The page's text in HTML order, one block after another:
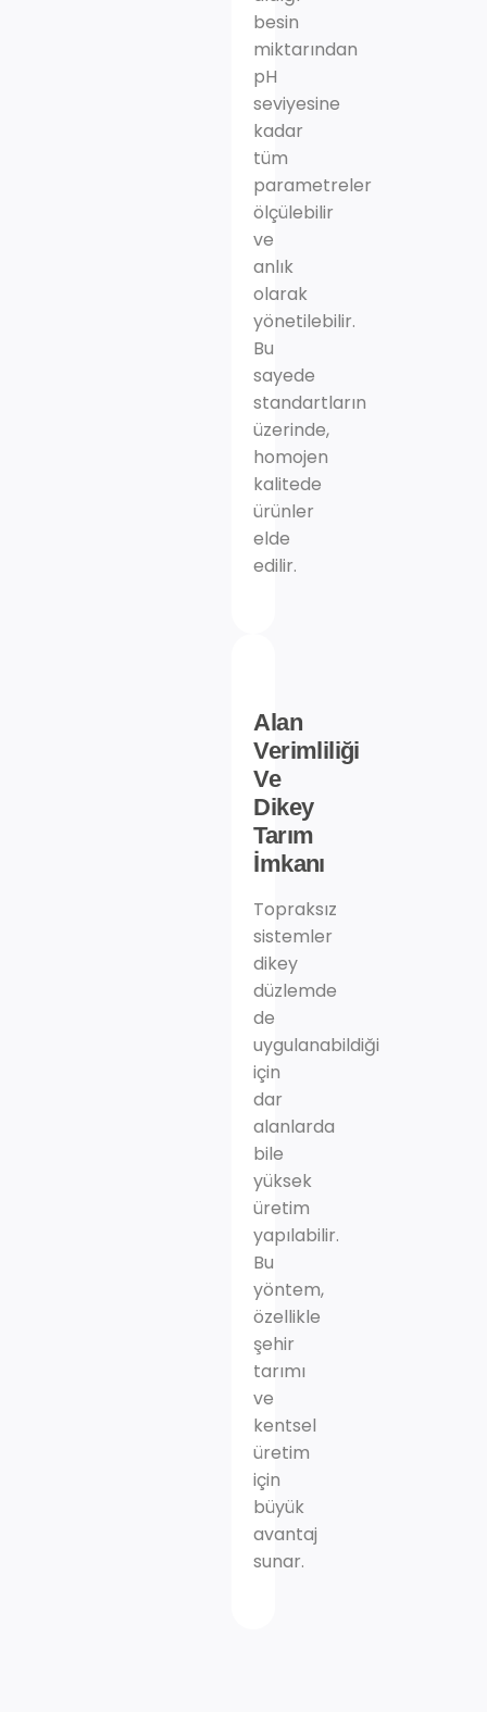
besin
miktarından
pH
seviyesine
kadar
tüm
parametreler
ölçülebilir
ve
anlık
olarak
yönetilebilir.
Bu
sayede
standartların
üzerinde,
homojen
kalitede
ürünler
elde
edilir.
Alan
Verimliliği
Ve
Dikey
Tarım
İmkanı
Topraksız
sistemler
dikey
düzlemde
de
uygulanabildiği
için
dar
alanlarda
bile
yüksek
üretim
yapılabilir.
Bu
yöntem,
özellikle
şehir
tarımı
ve
kentsel
üretim
için
büyük
avantaj
sunar.